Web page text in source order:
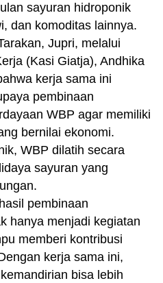
sayuran hidroponik
dan komoditas lainnya.
Jupri, melalui
(Kasi Giatja), Andhika
kerja sama ini
pembinaan
WBP agar memiliki
bernilai ekonomi.
WBP dilatih secara
sayuran yang
pembinaan
hanya menjadi kegiatan
memberi kontribusi
kerja sama ini,
bisa lebih